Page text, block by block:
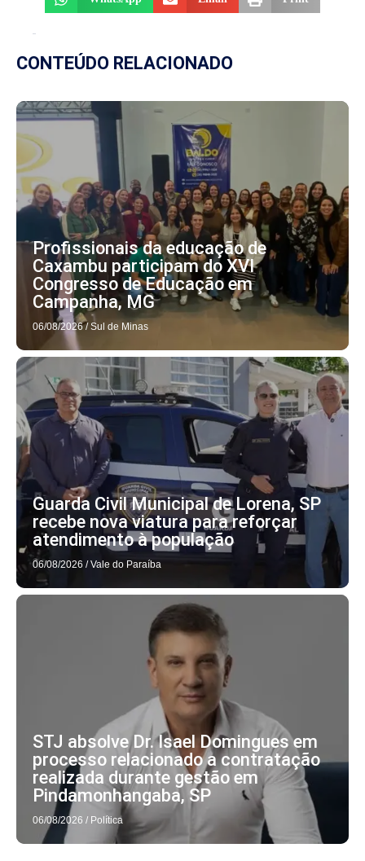
CONTEÚDO RELACIONADO
Profissionais da educação de
Caxambu participam do XVI
Congresso de Educação em
Campanha, MG
06/08/2026 / Sul de Minas
Guarda Civil Municipal de Lorena, SP
recebe nova viatura para reforçar
atendimento à população
06/08/2026 / Vale do Paraíba
STJ absolve Dr. Isael Domingues em
processo relacionado a contratação
realizada durante gestão em
Pindamonhangaba, SP
06/08/2026 / Política